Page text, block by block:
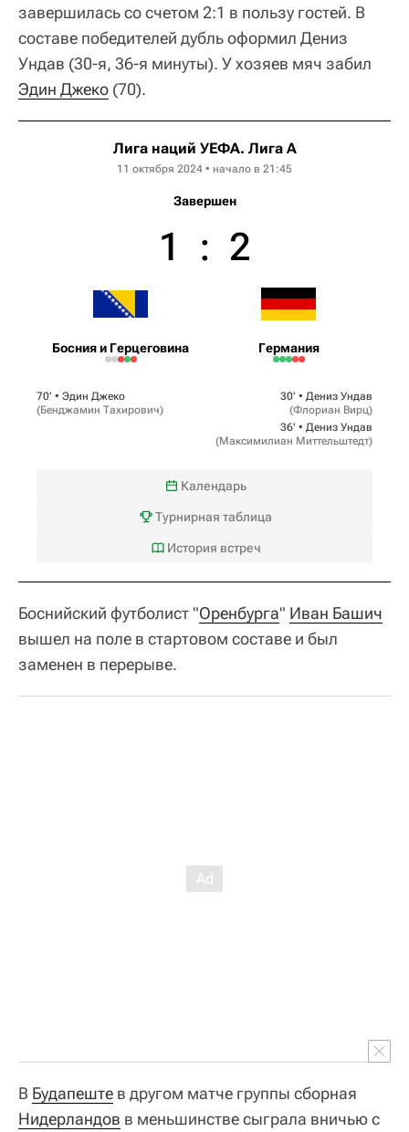
завершилась со счетом 2:1 в пользу гостей. В
составе победителей дубль оформил Дениз
Ундав (30-я, 36-я минуты). У хозяев мяч забил
Эдин Джеко (70).
Лига наций УЕФА. Лига A
11 октября 2024 • начало в 21:45
Завершен
Босния и Герцеговина
1 : 2
Германия
70‎’‎ • Эдин Джеко
(Бенджамин Тахирович)
30‎’‎ • Дениз Ундав
(Флориан Вирц)
36‎’‎ • Дениз Ундав
(Максимилиан Миттельштедт)
Календарь
Турнирная таблица
История встреч
Боснийский футболист "Оренбурга" Иван Башич
вышел на поле в стартовом составе и был
заменен в перерыве.
В Будапеште в другом матче группы сборная
Нидерландов в меньшинстве сыграла вничью с